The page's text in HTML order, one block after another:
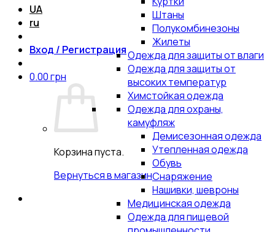
UA
ru
Вход / Регистрация
0.00грн
Корзина пуста.
Вернуться в магазин
Штаны
Полукомбинезоны
Жилеты
Одежда для защиты от влаги
Одежда для защиты от
высоких температур
Химстойкая одежда
Одежда для охраны,
камуфляж
Демисезонная одежда
Утепленная одежда
Обувь
Снаряжение
Нашивки, шевроны
Медицинская одежда
Одежда для пищевой